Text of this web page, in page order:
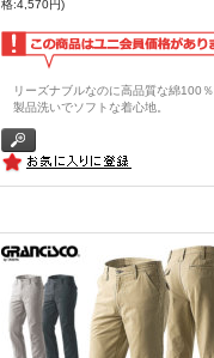
格:4,570円)
リーズナブルなのに高品質な綿100％
製品洗いでソフトな着心地。